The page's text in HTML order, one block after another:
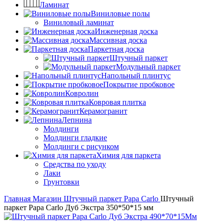
Ламинат
Виниловые полы
Виниловый ламинат
Инженерная доска
Массивная доска
Паркетная доска
Штучный паркет
Модульный паркет
Напольный плинтус
Покрытие пробковое
Ковролин
Ковровая плитка
Керамогранит
Лепнина
Молдинги
Молдинги гладкие
Молдинги с рисунком
Химия для паркета
Средства по уходу
Лаки
Грунтовки
Главная Магазин Штучный паркет Papa Carlo Штучный
паркет Papa Carlo Дуб Экстра 350*50*15 мм